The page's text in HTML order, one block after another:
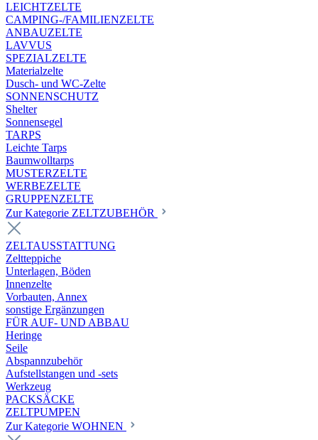
LEICHTZELTE
CAMPING-/FAMILIENZELTE
ANBAUZELTE
LAVVUS
SPEZIALZELTE
Materialzelte
Dusch- und WC-Zelte
SONNENSCHUTZ
Shelter
Sonnensegel
TARPS
Leichte Tarps
Baumwolltarps
MUSTERZELTE
WERBEZELTE
GRUPPENZELTE
Zur Kategorie ZELTZUBEHÖR
ZELTAUSSTATTUNG
Zeltteppiche
Unterlagen, Böden
Innenzelte
Vorbauten, Annex
sonstige Ergänzungen
FÜR AUF- UND ABBAU
Heringe
Seile
Abspannzubehör
Aufstellstangen und -sets
Werkzeug
PACKSÄCKE
ZELTPUMPEN
Zur Kategorie WOHNEN